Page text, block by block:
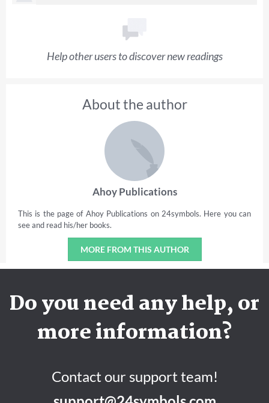
Help other users to discover new readings
About the author
Ahoy Publications
This is the page of Ahoy Publications on 24symbols. Here you can
see and read his/her books.
MORE FROM THIS AUTHOR
Do you need any help, or
more information?
Contact our support team!